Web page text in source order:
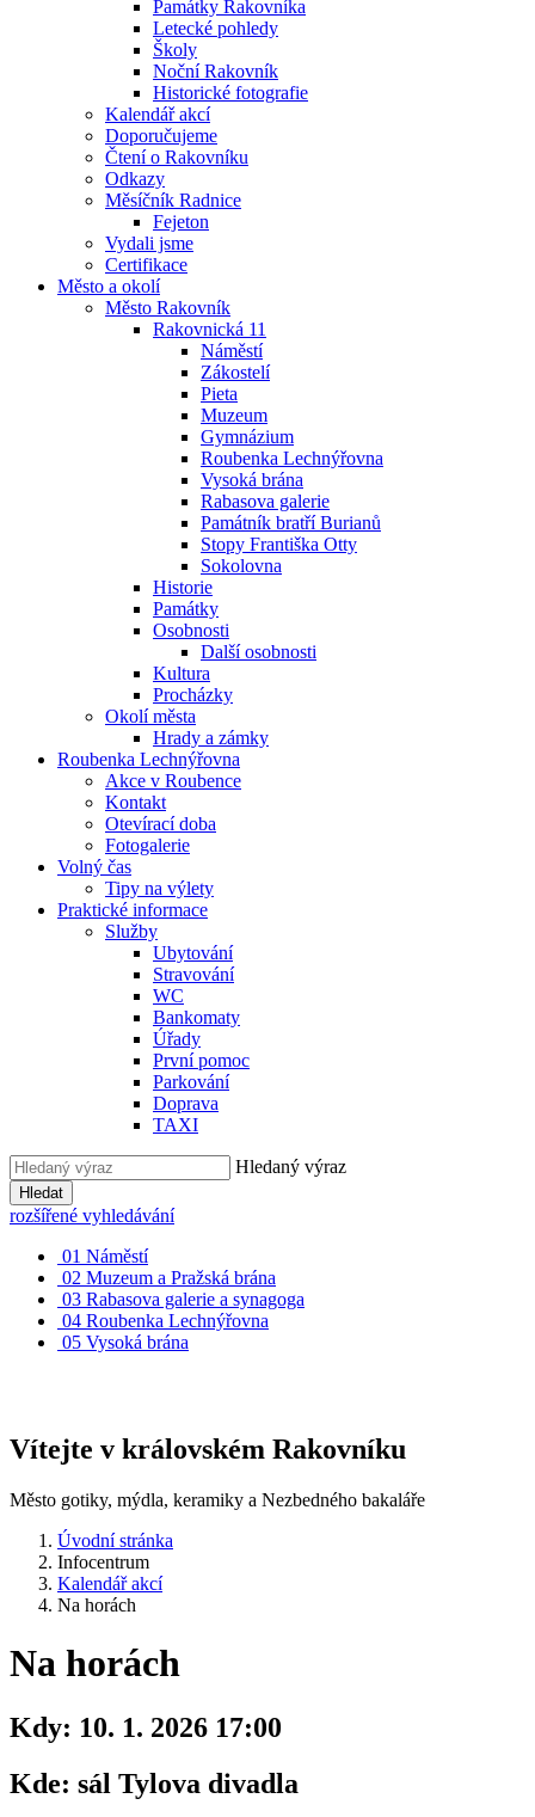
Památky Rakovníka
Letecké pohledy
Školy
Noční Rakovník
Historické fotografie
Kalendář akcí
Doporučujeme
Čtení o Rakovníku
Odkazy
Měsíčník Radnice
Fejeton
Vydali jsme
Certifikace
Město a okolí
Město Rakovník
Rakovnická 11
Náměstí
Zákostelí
Pieta
Muzeum
Gymnázium
Roubenka Lechnýřovna
Vysoká brána
Rabasova galerie
Památník bratří Burianů
Stopy Františka Otty
Sokolovna
Historie
Památky
Osobnosti
Další osobnosti
Kultura
Procházky
Okolí města
Hrady a zámky
Roubenka Lechnýřovna
Akce v Roubence
Kontakt
Otevírací doba
Fotogalerie
Volný čas
Tipy na výlety
Praktické informace
Služby
Ubytování
Stravování
WC
Bankomaty
Úřady
První pomoc
Parkování
Doprava
TAXI
Hledaný výraz
Hledat
rozšířené vyhledávání
01 Náměstí
02 Muzeum a Pražská brána
03 Rabasova galerie a synagoga
04 Roubenka Lechnýřovna
05 Vysoká brána
Vítejte v královském Rakovníku
Město gotiky, mýdla, keramiky a Nezbedného bakaláře
Úvodní stránka
Infocentrum
Kalendář akcí
Na horách
Na horách
Kdy: 10. 1. 2026 17:00
Kde: sál Tylova divadla